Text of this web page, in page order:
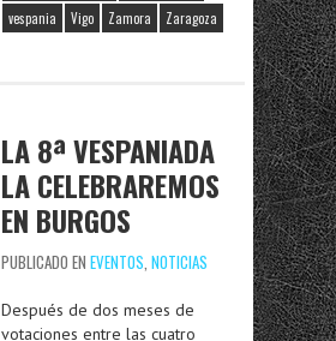
vespania
Vigo Zamora Zaragoza
LA 8ª VESPANIADA
LA CELEBRAREMOS
EN BURGOS
PUBLICADO EN EVENTOS, NOTICIAS
Después de dos meses de
votaciones entre las cuatro